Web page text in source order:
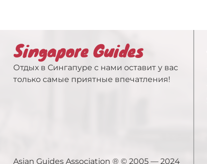
Отдых в Сингапуре с нами оставит у вас
только самые приятные впечатления!
Asian Guides Association ® © 2005 — 2024